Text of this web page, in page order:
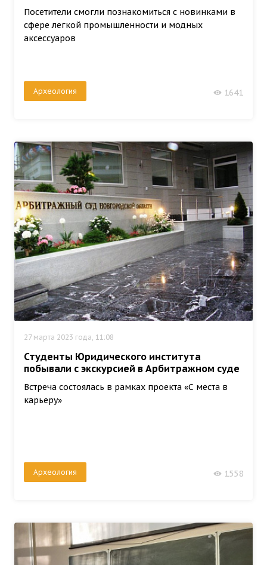
Посетители смогли познакомиться с новинками в
сфере легкой промышленности и модных
аксессуаров
Археология 1641
27 марта 2023 года, 11:08
Студенты Юридического института
побывали с экскурсией в Арбитражном суде
Встреча состоялась в рамках проекта «С места в
карьеру»
Археология 1558